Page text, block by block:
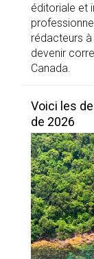
éditoriale et
rédacteurs
devenir
Canada.
Voici les
de 2026